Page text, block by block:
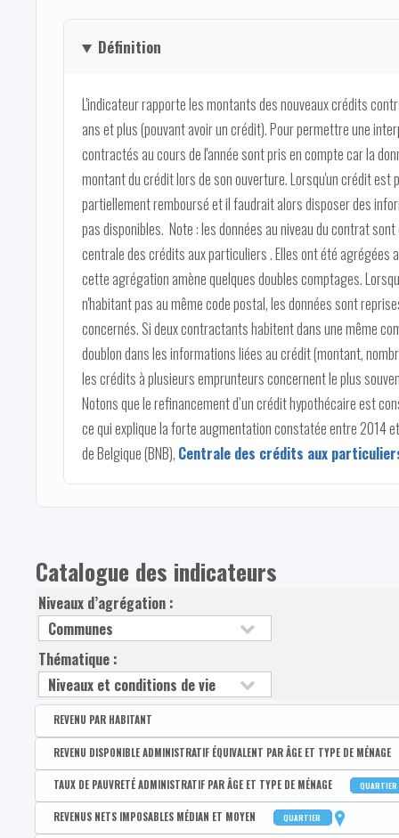
Définition
L'indicateur rapporte les montants des nouveaux crédits
ans et plus (pouvant avoir un crédit). Pour permettre une
contractés au cours de l'année sont pris en compte car la
montant du crédit lors de son ouverture. Lorsqu'un crédit
partiellement remboursé et il faudrait alors disposer des
pas disponibles. Note : les données au niveau du contrat
centrale des crédits aux particuliers . Elles ont été agrégées
cette agrégation amène quelques doubles comptages.
n'habitant pas au même code postal, les données sont
concernés. Si deux contractants habitent dans une même
doublon dans les informations liées au crédit (montant,
les crédits à plusieurs emprunteurs concernent le plus
Notons que le refinancement d’un crédit hypothécaire est
ce qui explique la forte augmentation constatée entre 2014
de Belgique (BNB), Centrale des crédits aux
Catalogue des indicateurs
Niveaux d’agrégation :
Thématique :
REVENU PAR HABITANT
Disponible par :Arrondissement - Province
Revenu disponible par habitant
Revenus primaires par habitant
REVENU DISPONIBLE ADMINISTRATIF ÉQUIVALENT PAR ÂGE ET TYPE DE MÉNAGE
Disponible par :Commune - Arrondissement - Province - Quartier
Médian du revenu administratif disponible équivalent de la
TAUX DE PAUVRETÉ ADMINISTRATIF PAR ÂGE ET TYPE DE MÉNAGE QUARTIER
Disponible par : Commune - Arrondissement - Province - Quartier
REVENUS NETS IMPOSABLES MÉDIAN ET MOYEN QUARTIER